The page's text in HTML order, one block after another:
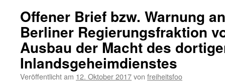
Offener Brief bzw. Warnung
Berliner Regierungsfraktion
Ausbau der Macht des
Inlandsgeheimdienstes
Veröffentlicht am 12. Oktober 2017von freiheitsfoo